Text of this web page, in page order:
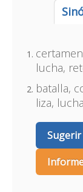
lucha,
batalla,
liza,